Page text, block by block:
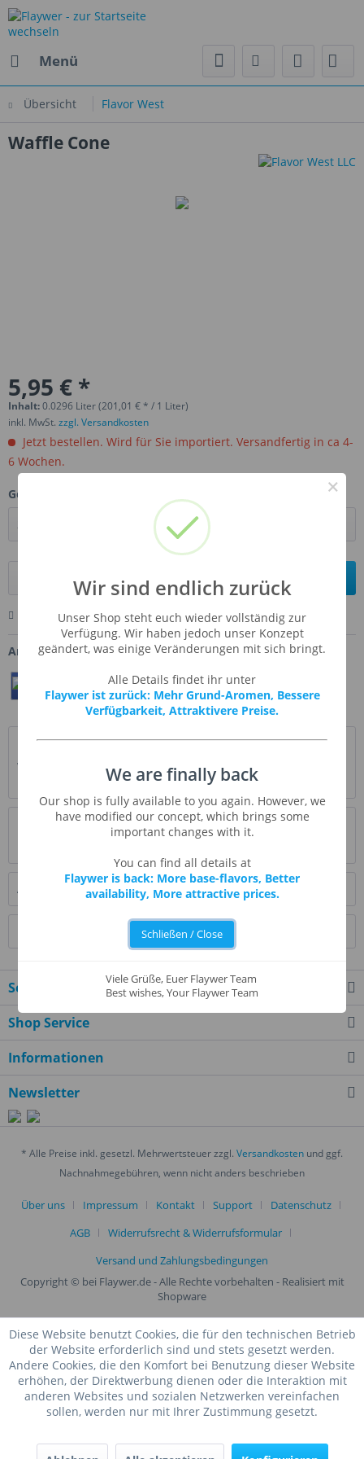
Menü
Übersicht Flavor West
Waffle Cone
5,95 € *
Inhalt:0.0296 Liter (201,01 € * / 1 Liter)
inkl. MwSt. zzgl. Versandkosten
Jetzt bestellen. Wird für Sie importiert. Versandfertig in ca 4-
6 Wochen.
Gebinde:
In den Warenkorb
Merken Bewerten Fragen zum Artikel
Artikel-Nr.: FW-WACO
Twittern Pin It
Beschreibung
Waffle Cone haben einen süßen Geschmack und knusprige
Eigenschaften. Ein Tropfen mischt sich gut...
Bewertungen
0
Ähnliche Artikel
Service Hotline
Shop Service
Informationen
Newsletter
* Alle Preise inkl. gesetzl. Mehrwertsteuer zzgl. Versandkosten und ggf.
Nachnahmegebühren, wenn nicht anders beschrieben
Über uns Impressum Kontakt Support
Datenschutz
AGB
Widerrufsrecht & Widerrufsformular
Versand und Zahlungsbedingungen
Copyright © bei Flaywer.de - Alle Rechte vorbehalten - Realisiert mit
Shopware
Diese Website benutzt Cookies, die für den technischen Betrieb
der Website erforderlich sind und stets gesetzt werden.
Andere Cookies, die den Komfort bei Benutzung dieser Website
erhöhen, der Direktwerbung dienen oder die Interaktion mit
anderen Websites und sozialen Netzwerken vereinfachen
sollen, werden nur mit Ihrer Zustimmung gesetzt.
×
Wir sind endlich zurück
Unser Shop steht euch wieder vollständig zur
Verfügung. Wir haben jedoch unser Konzept
geändert, was einige Veränderungen mit sich bringt.
Alle Details findet ihr unter
Flaywer ist zurück: Mehr Grund-Aromen, Bessere
Verfügbarkeit, Attraktivere Preise.
We are finally back
Our shop is fully available to you again. However, we
have modified our concept, which brings some
important changes with it.
You can find all details at
Flaywer is back: More base-flavors, Better
availability, More attractive prices.
Schließen / Close
Viele Grüße, Euer Flaywer Team
Best wishes, Your Flaywer Team